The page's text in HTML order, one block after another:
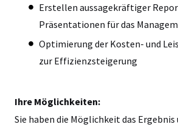
Erstellen aussagekräftiger
Präsentationen für das
Optimierung der Kosten- und
zur Effizienzsteigerung
Ihre Möglichkeiten:
Sie haben die Möglichkeit das